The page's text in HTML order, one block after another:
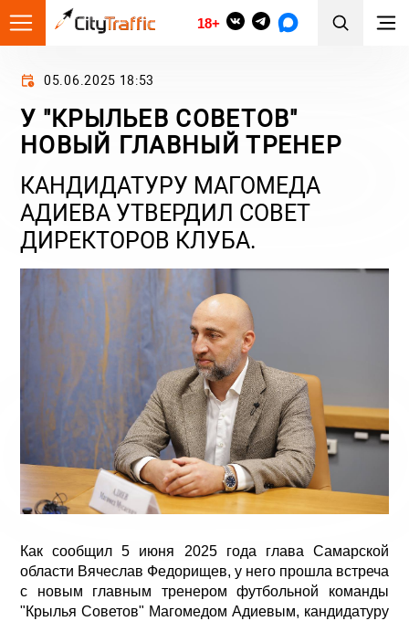
18+
05.06.2025 18:53
У "КРЫЛЬЕВ СОВЕТОВ"
НОВЫЙ ГЛАВНЫЙ ТРЕНЕР
КАНДИДАТУРУ МАГОМЕДА
АДИЕВА УТВЕРДИЛ СОВЕТ
ДИРЕКТОРОВ КЛУБА.
Как сообщил 5 июня 2025 года глава Самарской
области Вячеслав Федорищев, у него прошла встреча
с новым главным тренером футбольной команды
"Крылья Советов" Магомедом Адиевым, кандидатуру